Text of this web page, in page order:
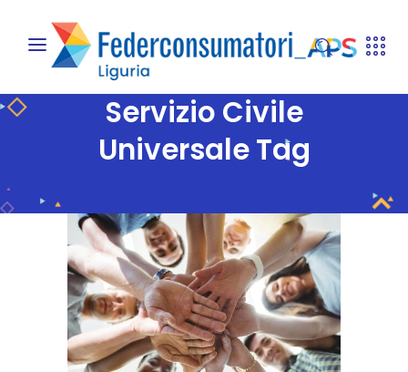
Servizio Civile
Universale Tag